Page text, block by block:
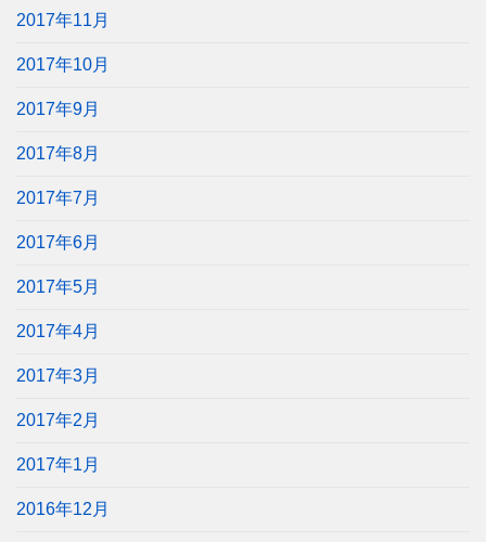
2017年11月
2017年10月
2017年9月
2017年8月
2017年7月
2017年6月
2017年5月
2017年4月
2017年3月
2017年2月
2017年1月
2016年12月